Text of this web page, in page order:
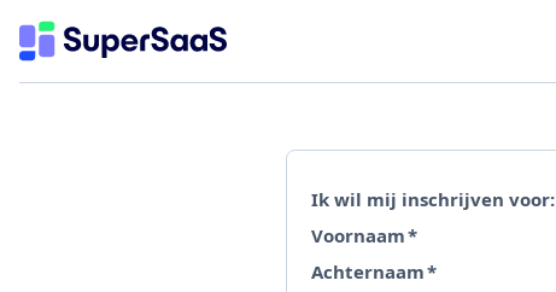
Ik wil mij inschrijven voor:
Voornaam*
Achternaam*